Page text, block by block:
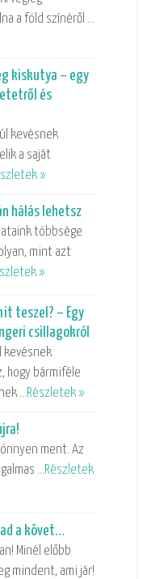
a föld színéről …
kiskutya – egy
és
kevésnek
a saját
»
hálás lehetsz
többsége
mint azt
»
teszel? – Egy
csillagokról
kevésnek
hogy bármiféle
…Részletek »
ment. Az
…Részletek
a követ…
Minél előbb
mindent, ami jár!